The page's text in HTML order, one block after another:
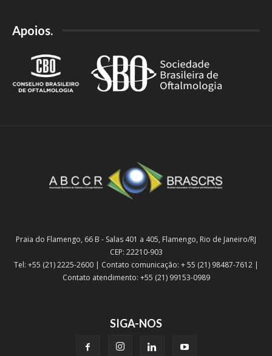
Apoios.
Praia do Flamengo, 66 B - Salas 401 a 405, Flamengo, Rio de Janeiro/RJ
CEP: 22210-903
Tel: +55 (21) 2225-2600 | Contato comunicação: + 55 (21) 98487-7612 |
Contato atendimento: +55 (21) 99153-0989
SIGA-NOS